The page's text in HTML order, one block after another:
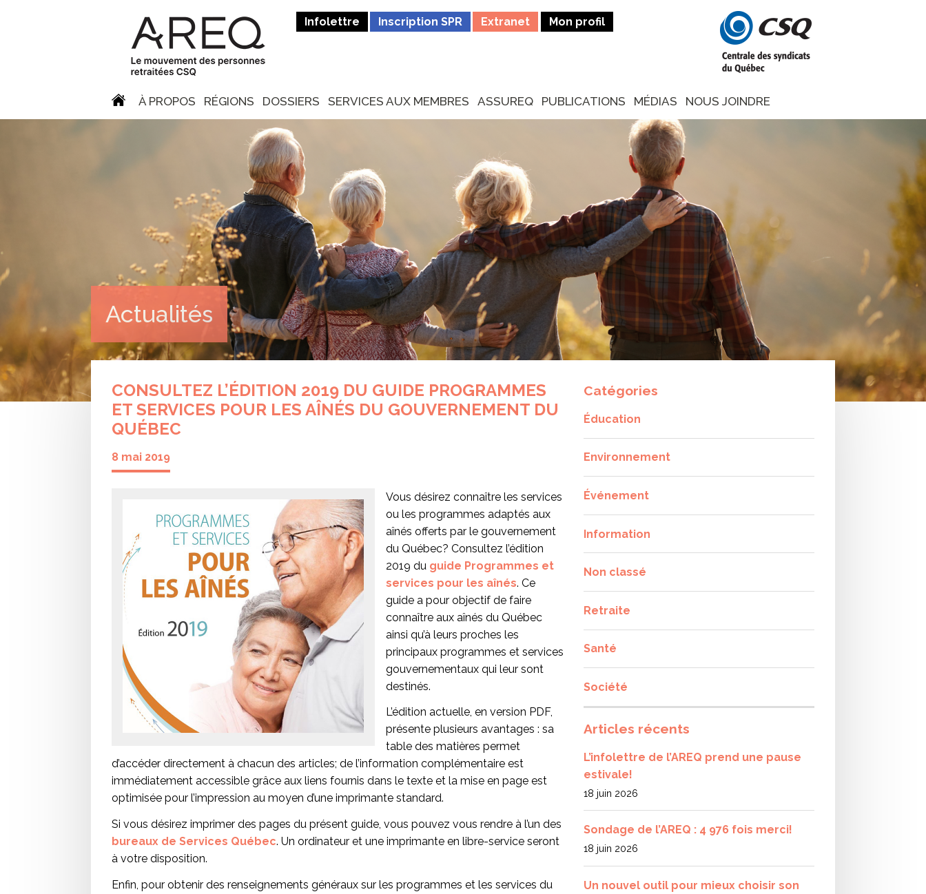
Infolettre Inscription SPR Extranet Mon profil
À PROPOS RÉGIONS DOSSIERS SERVICES AUX MEMBRES ASSUREQ PUBLICATIONS MÉDIAS NOUS JOINDRE
Actualités
CONSULTEZ L’ÉDITION 2019 DU GUIDE PROGRAMMES
ET SERVICES POUR LES AÎNÉS DU GOUVERNEMENT DU
QUÉBEC
8 mai 2019
Vous désirez connaître les services
ou les programmes adaptés aux
aînés offerts par le gouvernement
du Québec? Consultez l’édition
2019 du guide Programmes et
services pour les aînés. Ce
guide a pour objectif de faire
connaître aux aînés du Québec
ainsi qu’à leurs proches les
principaux programmes et services
gouvernementaux qui leur sont
destinés.
L’édition actuelle, en version PDF,
présente plusieurs avantages : sa
table des matières permet
d’accéder directement à chacun des articles; de l’information complémentaire est
immédiatement accessible grâce aux liens fournis dans le texte et la mise en page est
optimisée pour l’impression au moyen d’une imprimante standard.
Si vous désirez imprimer des pages du présent guide, vous pouvez vous rendre à l’un des
bureaux de Services Québec. Un ordinateur et une imprimante en libre-service seront
à votre disposition.
Enfin, pour obtenir des renseignements généraux sur les programmes et les services du
Catégories
Éducation
Environnement
Événement
Information
Non classé
Retraite
Santé
Société
Articles récents
L’infolettre de l’AREQ prend une pause
estivale!
18 juin 2026
Sondage de l’AREQ : 4 976 fois merci!
18 juin 2026
Un nouvel outil pour mieux choisir son